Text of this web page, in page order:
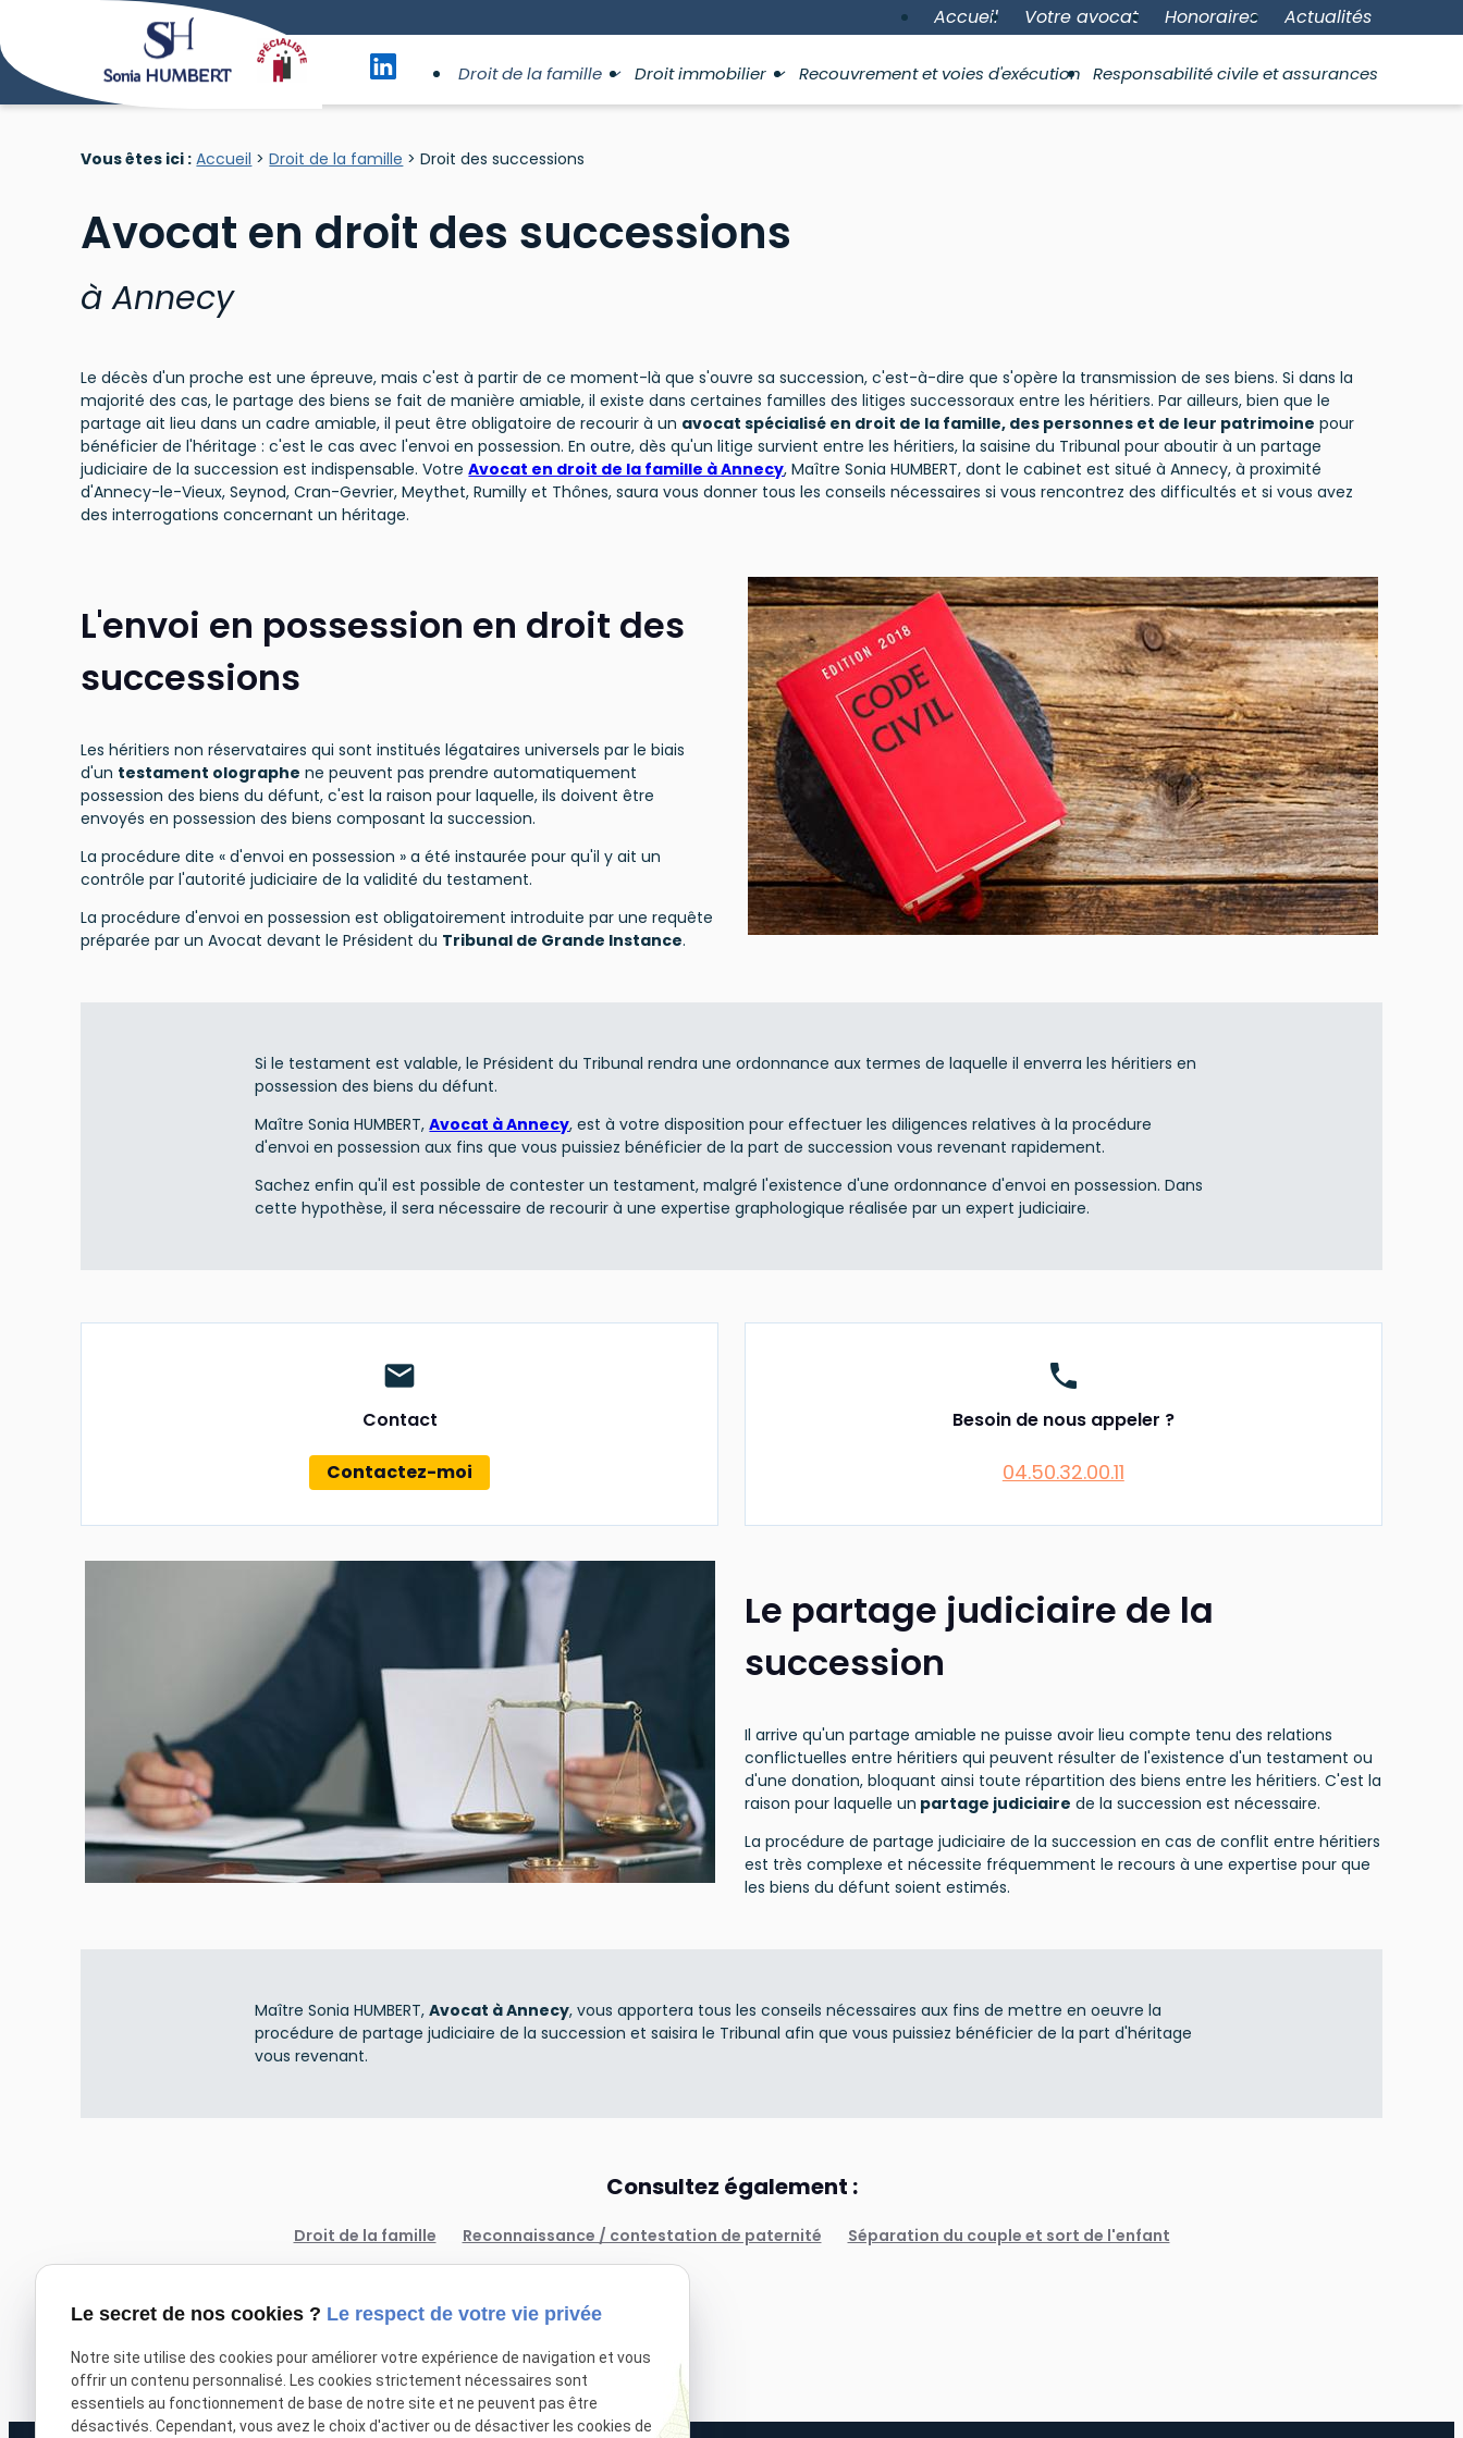
Accueil Votre avocat Honoraires Actualités
Droit de la famille Droit immobilier Recouvrement et voies d'exécution Responsabilité civile et assurances
Vous êtes ici : Accueil >Droit de la famille > Droit des successions
Avocat en droit des successions
à Annecy
Le décès d'un proche est une épreuve, mais c'est à partir de ce moment-là que s'ouvre sa succession, c'est-à-dire que s'opère la transmission de ses biens. Si dans la
majorité des cas, le partage des biens se fait de manière amiable, il existe dans certaines familles des litiges successoraux entre les héritiers. Par ailleurs, bien que le
partage ait lieu dans un cadre amiable, il peut être obligatoire de recourir à un avocat spécialisé en droit de la famille, des personnes et de leur patrimoine pour
bénéficier de l'héritage : c'est le cas avec l'envoi en possession. En outre, dès qu'un litige survient entre les héritiers, la saisine du Tribunal pour aboutir à un partage
judiciaire de la succession est indispensable. VotreAvocat en droit de la famille à Annecy, Maître Sonia HUMBERT, dont le cabinet est situé à Annecy, à proximité
d'Annecy-le-Vieux, Seynod, Cran-Gevrier, Meythet, Rumilly et Thônes, saura vous donner tous les conseils nécessaires si vous rencontrez des difficultés et si vous avez
des interrogations concernant un héritage.
L'envoi en possession en droit des
successions
Les héritiers non réservataires qui sont institués légataires universels par le biais
d'un testament olographe ne peuvent pas prendre automatiquement
possession des biens du défunt, c'est la raison pour laquelle, ils doivent être
envoyés en possession des biens composant la succession.
La procédure dite « d'envoi en possession » a été instaurée pour qu'il y ait un
contrôle par l'autorité judiciaire de la validité du testament.
La procédure d'envoi en possession est obligatoirement introduite par une requête
préparée par un Avocat devant le Président du Tribunal de Grande Instance.
Si le testament est valable, le Président du Tribunal rendra une ordonnance aux termes de laquelle il enverra les héritiers en
possession des biens du défunt.
Maître Sonia HUMBERT,Avocat à Annecy, est à votre disposition pour effectuer les diligences relatives à la procédure
d'envoi en possession aux fins que vous puissiez bénéficier de la part de succession vous revenant rapidement.
Sachez enfin qu'il est possible de contester un testament, malgré l'existence d'une ordonnance d'envoi en possession. Dans
cette hypothèse, il sera nécessaire de recourir à une expertise graphologique réalisée par un expert judiciaire.
mail
Contact
Contactez-moi
phone
Besoin de nous appeler ?
04.50.32.00.11
Le partage judiciaire de la
succession
Il arrive qu'un partage amiable ne puisse avoir lieu compte tenu des relations
conflictuelles entre héritiers qui peuvent résulter de l'existence d'un testament ou
d'une donation, bloquant ainsi toute répartition des biens entre les héritiers. C'est la
raison pour laquelle un partage judiciaire de la succession est nécessaire.
La procédure de partage judiciaire de la succession en cas de conflit entre héritiers
est très complexe et nécessite fréquemment le recours à une expertise pour que
les biens du défunt soient estimés.
Maître Sonia HUMBERT,Avocat à Annecy, vous apportera tous les conseils nécessaires aux fins de mettre en oeuvre la
procédure de partage judiciaire de la succession et saisira le Tribunal afin que vous puissiez bénéficier de la part d'héritage
vous revenant.
Consultez également :
Droit de la famille Reconnaissance / contestation de paternité Séparation du couple et sort de l'enfant
Panneau de gestion des cookies
Le secret de nos cookies ? Le respect de votre vie privée
Notre site utilise des cookies pour améliorer votre expérience de navigation et vous
offrir un contenu personnalisé. Les cookies strictement nécessaires sont
essentiels au fonctionnement de base de notre site et ne peuvent pas être
désactivés. Cependant, vous avez le choix d'activer ou de désactiver les cookies de